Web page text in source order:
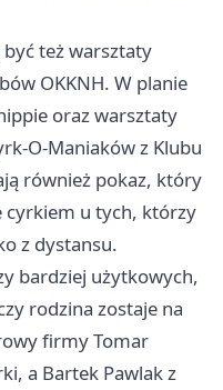
też warsztaty
OKKNH. W planie
oraz warsztaty
O-Maniaków z Klubu
również pokaz, który
cyrkiem u tych, którzy
z dystansu.
bardziej użytkowych,
rodzina zostaje na
firmy Tomar
a Bartek Pawlak z